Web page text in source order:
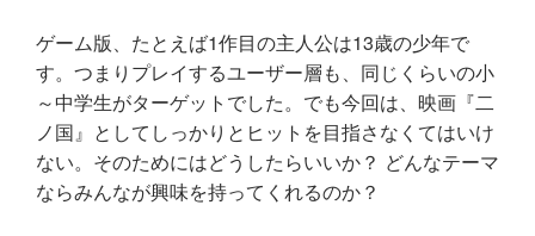
ゲーム版、たとえば1作目の主人公は13歳の少年で
す。つまりプレイするユーザー層も、同じくらいの小
～中学生がターゲットでした。でも今回は、映画『二
ノ国』としてしっかりとヒットを目指さなくてはいけ
ない。そのためにはどうしたらいいか？ どんなテーマ
ならみんなが興味を持ってくれるのか？